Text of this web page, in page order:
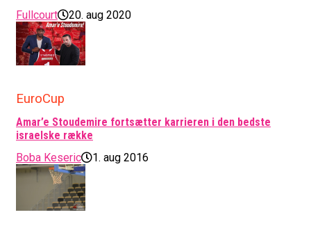
Fullcourt
20. aug 2020
EuroCup
Amar’e Stoudemire fortsætter karrieren i den bedste
israelske række
Boba Keseric
1. aug 2016